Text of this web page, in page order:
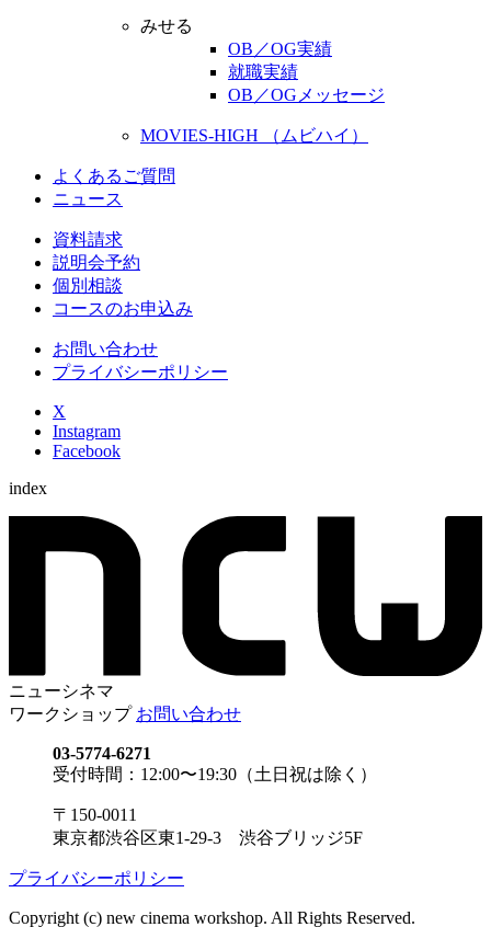
みせる
OB／OG実績
就職実績
OB／OGメッセージ
MOVIES-HIGH （ムビハイ）
よくあるご質問
ニュース
資料請求
説明会予約
個別相談
コースのお申込み
お問い合わせ
プライバシーポリシー
X
Instagram
Facebook
index
ニューシネマ
ワークショップ お問い合わせ
03-5774-6271
受付時間：12:00〜19:30（土日祝は除く）
〒150-0011
東京都渋谷区東1-29-3 渋谷ブリッジ5F
プライバシーポリシー
Copyright (c) new cinema workshop. All Rights Reserved.